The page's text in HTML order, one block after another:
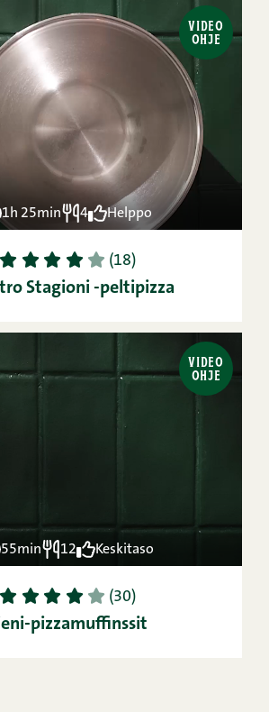
VIDEO
OHJE
1h 25min 4 Helppo
1 2 3 4 5 (18)
Stagioni -peltipizza
VIDEO
OHJE
55min 12 Keskitaso
1 2 3 4 5 (30)
pizzamuffinssit